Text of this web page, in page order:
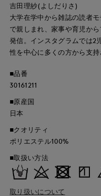
吉田理紗(よしだりさ)
大学在学中から雑誌の読者
で親しまれ、家事や育児か
発信。インスタグラムでは2
性を中心に多くの方から支持
■品番
30161211
■原産国
日本
■クオリティ
ポリエステル100%
■取扱い方法
取り扱いについて